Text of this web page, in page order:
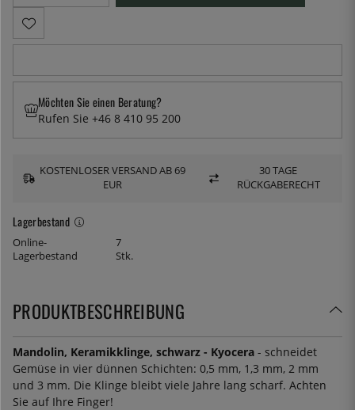
Lagerbestand
Online-
Lagerbestand
7
Stk.
Möchten Sie einen Beratung?
Rufen Sie +46 8 410 95 200
KOSTENLOSER VERSAND AB 69
EUR
30 TAGE
RÜCKGABERECHT
PRODUKTBESCHREIBUNG
Mandolin, Keramikklinge, schwarz - Kyocera - schneidet
Gemüse in vier dünnen Schichten: 0,5 mm, 1,3 mm, 2 mm
und 3 mm. Die Klinge bleibt viele Jahre lang scharf. Achten
Sie auf Ihre Finger!